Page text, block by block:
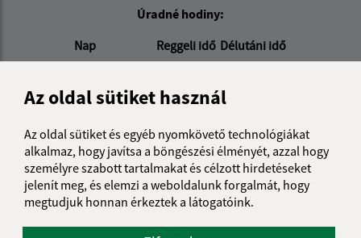
Az oldal sütiket használ
Az oldal sütiket és egyéb nyomkövető technológiákat
alkalmaz, hogy javítsa a böngészési élményét, azzal hogy
személyre szabott tartalmakat és célzott hirdetéseket
jelenít meg, és elemzi a weboldalunk forgalmát, hogy
megtudjuk honnan érkeztek a látogatóink.
Úradné hodiny:
Nap
Reggeli idő Délutáni idő
Hétfő:
7.30 - 12.00 13.00 - 15.30
Kedd:
Szerda:
7.30 - 12.00 13.00 - 16.00
Csütörtök:
-
Péntek:
7.30 - 12.00
Kontakt:
Obecný úrad Örös
Ružová 157/21